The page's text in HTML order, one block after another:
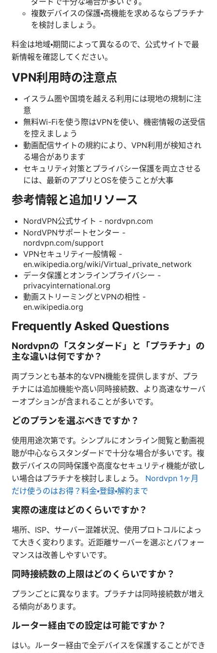
複数デバイスの保護・高機能を求めるならプラチナ
を検討しましょう。
料金は地域・期間によって異なるので、公式サイトで最
新情報を確認してください。
VPN利用時の注意点
イスラム圏や国境を越える利用には現地の規制に注
意
無料Wi-Fiを使う際はVPNを使い、機密情報の送受信
を控えましょう
動画配信サイトの規約により、VPN利用が検知され
る場合があります
セキュリティ対策とプライバシー保護を両立させる
には、最新のアプリとOSを使うことが大事
参考情報と追加リソース
NordVPN公式サイト - nordvpn.com
NordVPNサポートセンター -
nordvpn.com/support
VPNセキュリティ一般情報 -
en.wikipedia.org/wiki/Virtual_private_network
データ保護とオンラインプライバシー -
privacyinternational.org
動画ストリーミングとVPNの相性 -
en.wikipedia.org
Frequently Asked Questions
Nordvpnの「スタンダード」と「プラチナ」の
主な違いは何ですか？
両プランとも基本的なVPN機能を提供しますが、プラ
チナには追加機能や高い同時接続数、より高速なサーバ
ーオプションが含まれることが多いです。
どのプランを選ぶべきですか？
使用用途次第です。シンプルにオンライン閲覧と動画視
聴が中心ならスタンダードで十分な場合が多いです。複
数デバイスの同時保護や高度なセキュリティ機能が欲し
い場合はプラチナを検討しましょう。 Nordvpn 1ヶ月
だけ使うのはお得？料金・登録・解約まで
実際の速度はどのくらいですか？
場所、ISP、サーバー混雑状況、使用プロトコルによっ
て大きく変わります。近距離サーバーを選ぶとパフォー
マンスは改善しやすいです。
同時接続数の上限はどのくらいですか？
プランごとに異なります。プラチナは同時接続数が増え
る傾向があります。
ルーター経由での設定は可能ですか？
はい。ルーター経由で全デバイスを保護することができ